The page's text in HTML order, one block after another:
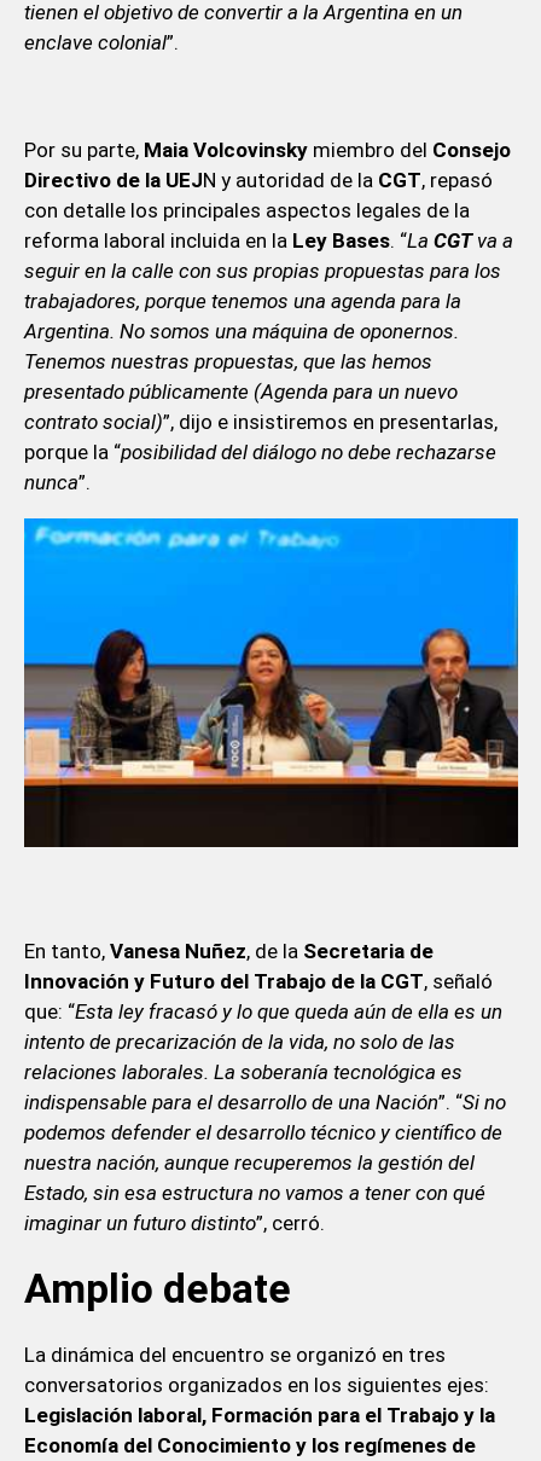
tienen el objetivo de convertir a la Argentina en un
enclave colonial”.
Por su parte, Maia Volcovinsky miembro del Consejo
Directivo de la UEJN y autoridad de la CGT, repasó
con detalle los principales aspectos legales de la
reforma laboral incluida en la Ley Bases. “La CGTva a
seguir en la calle con sus propias propuestas para los
trabajadores, porque tenemos una agenda para la
Argentina. No somos una máquina de oponernos.
Tenemos nuestras propuestas, que las hemos
presentado públicamente (Agenda para un nuevo
contrato social)”, dijo e insistiremos en presentarlas,
porque la “posibilidad del diálogo no debe rechazarse
nunca”.
En tanto, Vanesa Nuñez, de la Secretaria de
Innovación y Futuro del Trabajo de la CGT, señaló
que: “Esta ley fracasó y lo que queda aún de ella es un
intento de precarización de la vida, no solo de las
relaciones laborales. La soberanía tecnológica es
indispensable para el desarrollo de una Nación”. “Si no
podemos defender el desarrollo técnico y científico de
nuestra nación, aunque recuperemos la gestión del
Estado, sin esa estructura no vamos a tener con qué
imaginar un futuro distinto”, cerró.
Amplio debate
La dinámica del encuentro se organizó en tres
conversatorios organizados en los siguientes ejes:
Legislación laboral, Formación para el Trabajo y la
Economía del Conocimiento y los regímenes de